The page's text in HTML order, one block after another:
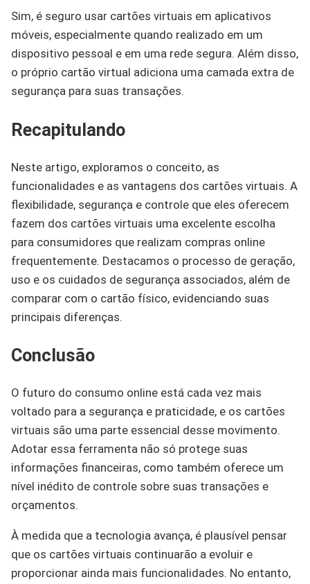
Sim, é seguro usar cartões virtuais em aplicativos
móveis, especialmente quando realizado em um
dispositivo pessoal e em uma rede segura. Além disso,
o próprio cartão virtual adiciona uma camada extra de
segurança para suas transações.
Recapitulando
Neste artigo, exploramos o conceito, as
funcionalidades e as vantagens dos cartões virtuais. A
flexibilidade, segurança e controle que eles oferecem
fazem dos cartões virtuais uma excelente escolha
para consumidores que realizam compras online
frequentemente. Destacamos o processo de geração,
uso e os cuidados de segurança associados, além de
comparar com o cartão físico, evidenciando suas
principais diferenças.
Conclusão
O futuro do consumo online está cada vez mais
voltado para a segurança e praticidade, e os cartões
virtuais são uma parte essencial desse movimento.
Adotar essa ferramenta não só protege suas
informações financeiras, como também oferece um
nível inédito de controle sobre suas transações e
orçamentos.
À medida que a tecnologia avança, é plausível pensar
que os cartões virtuais continuarão a evoluir e
proporcionar ainda mais funcionalidades. No entanto,